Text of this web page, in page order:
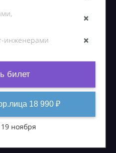
инженерами
билет
18 990 ₽
ноября